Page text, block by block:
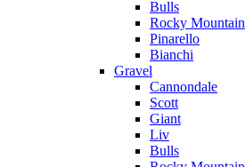
Bulls
Rocky Mountain
Pinarello
Bianchi
Gravel
Cannondale
Scott
Giant
Liv
Bulls